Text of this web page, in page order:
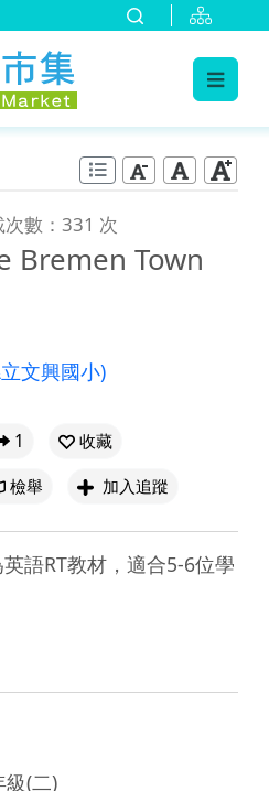
次數：331 次
Bremen Town
文興國小)
1
收藏
檢舉 加入追蹤
語RT教材，適合5-6位學
(二)